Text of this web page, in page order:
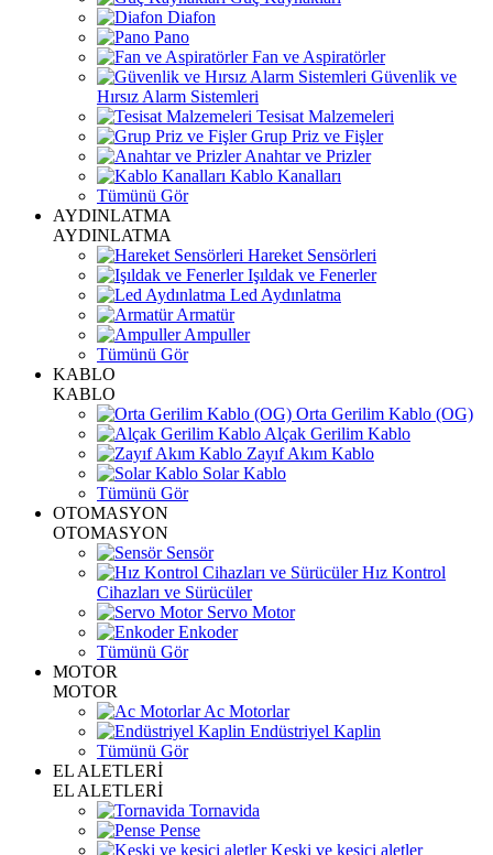
Diafon
Pano
Fan ve Aspiratörler
Güvenlik ve
Hırsız Alarm Sistemleri
Tesisat Malzemeleri
Grup Priz ve Fişler
Anahtar ve Prizler
Kablo Kanalları
Tümünü Gör
AYDINLATMA
AYDINLATMA
Hareket Sensörleri
Işıldak ve Fenerler
Led Aydınlatma
Armatür
Ampuller
Tümünü Gör
KABLO
KABLO
Orta Gerilim Kablo (OG)
Alçak Gerilim Kablo
Zayıf Akım Kablo
Solar Kablo
Tümünü Gör
OTOMASYON
OTOMASYON
Sensör
Hız Kontrol
Cihazları ve Sürücüler
Servo Motor
Enkoder
Tümünü Gör
MOTOR
MOTOR
Ac Motorlar
Endüstriyel Kaplin
Tümünü Gör
EL ALETLERİ
EL ALETLERİ
Tornavida
Pense
Keski ve kesici aletler